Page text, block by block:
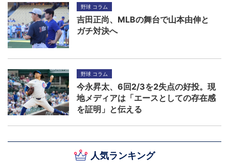
人気ランキング
野球 コラム
吉田正尚、MLBの舞台で山本由伸と
ガチ対決へ
野球 コラム
今永昇太、6回2/3を2失点の好投。現
地メディアは「エースとしての存在感
を証明」と伝える